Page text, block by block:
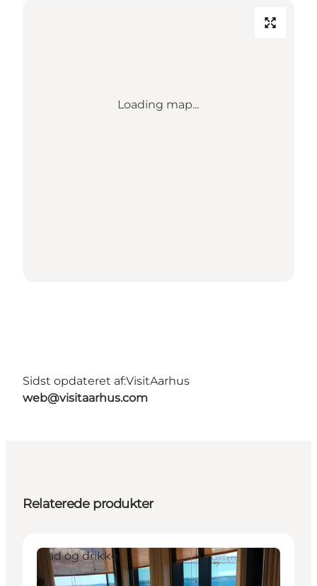
Loading map...
Sidst opdateret af:VisitAarhus
web@visitaarhus.com
Relaterede produkter
Mad og drikke